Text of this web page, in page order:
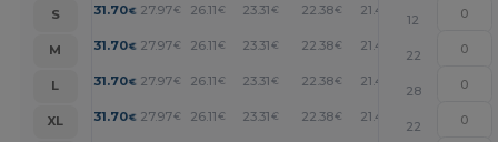
S 31.70€ 27.97€ 26.11€ 23.31€ 22.38€ 21.45
12
M
31.70€ 27.97€ 26.11€ 23.31€ 22.38€ 21.45 +
22
L
31.70€ 27.97€ 26.11€ 23.31€ 22.38€ 21.45 +
28
XL
31.70€ 27.97€ 26.11€ 23.31€ 22.38€ 21.45 +
22